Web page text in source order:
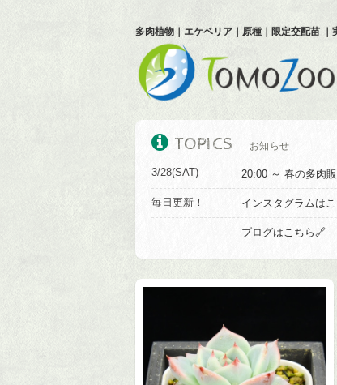
多肉植物｜エケベリア｜原種｜限定交配苗 ｜
TOPICS お知らせ
3/28(SAT) 20:00 ～ 春の多肉
毎日更新！ インスタグラムは
ブログはこちら🔗